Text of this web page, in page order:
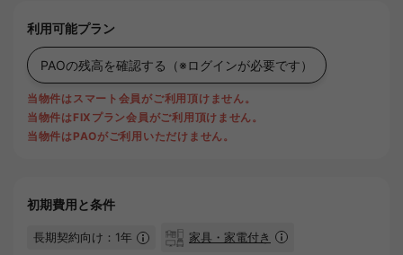
利用可能プラン
PAOの残高を確認する （※ログインが必要です）
当物件はスマート会員がご利用頂けません。
当物件はFIXプラン会員がご利用頂けません。
当物件はPAOがご利用いただけません。
初期費用と条件
長期契約向け：1年 家具・家電付き